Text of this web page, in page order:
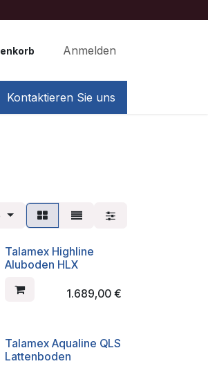
Anmelden
Kontaktieren Sie uns
Talamex Highline
Aluboden HLX
1.689,00€
Talamex Aqualine QLS
Lattenboden